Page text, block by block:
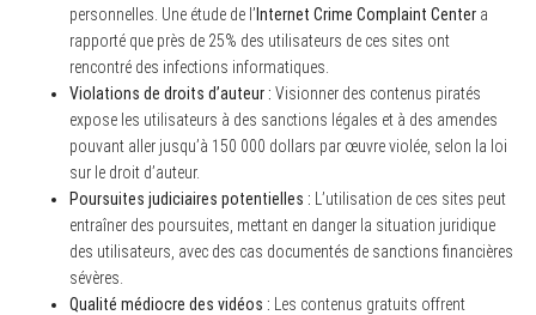
personnelles. Une étude de l’ Internet Crime Complaint Centera
rapporté que près de 25% des utilisateurs de ces sites ont
rencontré des infections informatiques.
Violations de droits d’auteur : Visionner des contenus piratés
expose les utilisateurs à des sanctions légales et à des amendes
pouvant aller jusqu’à 150 000 dollars par œuvre violée, selon la loi
sur le droit d’auteur.
Poursuites judiciaires potentielles : L’utilisation de ces sites peut
entraîner des poursuites, mettant en danger la situation juridique
des utilisateurs, avec des cas documentés de sanctions financières
sévères.
Qualité médiocre des vidéos : Les contenus gratuits offrent